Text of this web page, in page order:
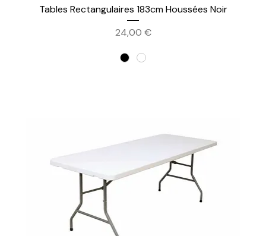
Tables Rectangulaires 183cm Houssées Noir
Prix
24,00 €